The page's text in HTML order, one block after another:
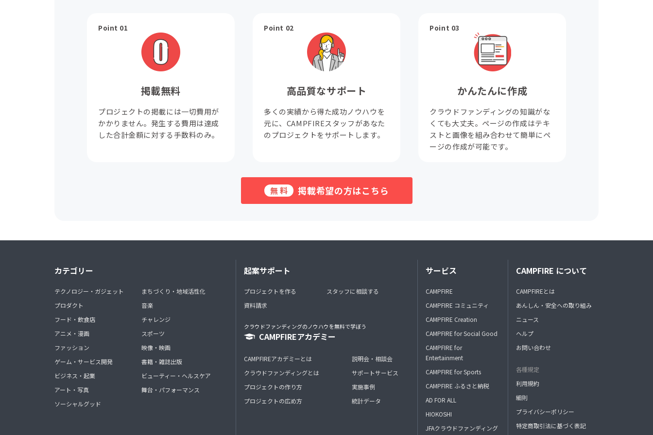
Point 01
掲載無料
プロジェクトの掲載には一切費用が
かかりません。発生する費用は達成
した合計金額に対する手数料のみ。
Point 02
高品質なサポート
多くの実績から得た成功ノウハウを
元に、CAMPFIREスタッフがあなた
のプロジェクトをサポートします。
Point 03
かんたんに作成
クラウドファンディングの知識がな
くても大丈夫。ページの作成はテキ
ストと画像を組み合わせて簡単にペ
ージの作成が可能です。
無料 掲載希望の方はこちら
カテゴリー
テクノロジー・ガジェット
プロダクト
フード・飲食店
アニメ・漫画
ファッション
ゲーム・サービス開発
ビジネス・起業
アート・写真
ソーシャルグッド
まちづくり・地域活性化
音楽
チャレンジ
スポーツ
映像・映画
書籍・雑誌出版
ビューティー・ヘルスケア
舞台・パフォーマンス
起案サポート
プロジェクトを作る
資料請求
スタッフに相談する
クラウドファンディングのノウハウを無料で学ぼう
CAMPFIREアカデミー
CAMPFIREアカデミーとは
クラウドファンディングとは
プロジェクトの作り方
プロジェクトの広め方
説明会・相談会
サポートサービス
実施事例
統計データ
サービス
CAMPFIRE
CAMPFIRE コミュニティ
CAMPFIRE Creation
CAMPFIRE for Social Good
CAMPFIRE for
Entertainment
CAMPFIRE for Sports
CAMPFIRE ふるさと納税
AD FOR ALL
HIOKOSHI
JFAクラウドファンディング
CAMPFIRE について
CAMPFIREとは
あんしん・安全への取り組み
ニュース
ヘルプ
お問い合わせ
各種規定
利用規約
細則
プライバシーポリシー
特定商取引法に基づく表記